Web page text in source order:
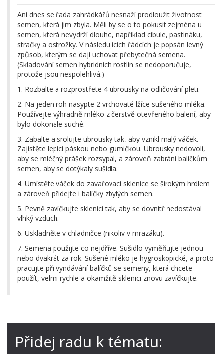
Ani dnes se řada zahrádkářů nesnaží prodloužit životnost
semen, která jim zbyla. Měli by se o to pokusit zejména u
semen, která nevydrží dlouho, například cibule, pastináku,
stračky a ostrožky. V následujících řádcích je popsán levný
způsob, kterým se dají uchovat přebytečná semena.
(Skladování semen hybridních rostlin se nedoporučuje,
protože jsou nespolehlivá.)
1. Rozbalte a rozprostřete 4 ubrousky na odličování pleti.
2. Na jeden roh nasypte 2 vrchovaté lžíce sušeného mléka.
Používejte výhradně mléko z čerstvě otevřeného balení, aby
bylo dokonale suché.
3. Zabalte a srolujte ubrousky tak, aby vznikl malý váček.
Zajistěte lepicí páskou nebo gumičkou. Ubrousky nedovolí,
aby se mléčný prášek rozsypal, a zároveň zabrání balíčkům
semen, aby se dotýkaly sušidla.
4. Umístěte váček do zavařovací sklenice se širokým hrdlem
a zároveň přidejte i balíčky zbylých semen.
5. Pevně zavíčkujte sklenici tak, aby se dovnitř nedostával
vlhký vzduch.
6. Uskladněte v chladničce (nikoliv v mrazáku).
7. Semena použijte co nejdříve. Sušidlo vyměňujte jednou
nebo dvakrát za rok. Sušené mléko je hygroskopické, a proto
pracujte při vyndávání balíčků se semeny, která chcete
použít, velmi rychle a okamžitě sklenici znovu zavíčkujte.
Přidej radu k tématu: